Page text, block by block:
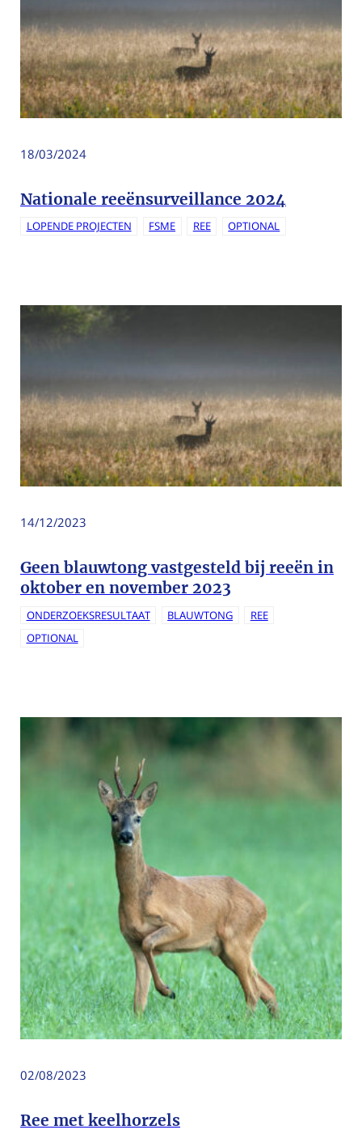
18/03/2024
Nationale reeënsurveillance 2024
LOPENDE PROJECTEN FSME REE OPTIONAL
14/12/2023
Geen blauwtong vastgesteld bij reeën in
oktober en november 2023
ONDERZOEKSRESULTAAT BLAUWTONG
REE
OPTIONAL
02/08/2023
Ree met keelhorzels